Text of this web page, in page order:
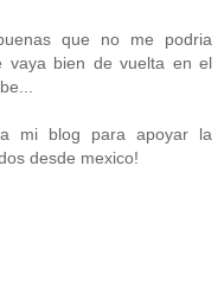
que no me podria
vaya bien de vuelta en el
mi blog para apoyar la
desde mexico!